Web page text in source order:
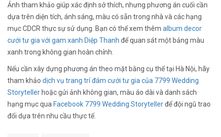
Ảnh tham khảo giúp xác định sở thích, nhưng phương án cuối cần
dựa trên diện tích, ánh sáng, màu có sẵn trong nhà và các hạng
mục CDCR thực sự sử dụng. Bạn có thể xem thêm album decor
cưới tư gia với gam xanh Diệp Thanh để quan sát một bảng màu
xanh trong không gian hoàn chỉnh.
Nếu cần xây dựng phương án theo mặt bằng cụ thể tại Hà Nội, hãy
tham khảo dịch vụ trang trí đám cưới tư gia của 7799 Wedding
Storytellerhoặc gửi ảnh không gian, màu áo dài và danh sách
hạng mục qua Facebook 7799 Wedding Storytellerđể đội ngũ trao
đổi dựa trên nhu cầu thực tế.